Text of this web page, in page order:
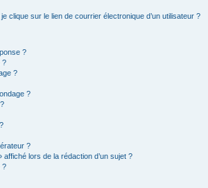
clique sur le lien de courrier électronique d’un utilisateur ?
?
?
?
?
?
lors de la rédaction d’un sujet ?
?